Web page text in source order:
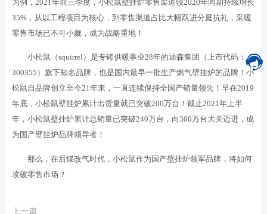
为例，2021年前三季度，小松鼠壁挂炉零售渠道较2020年同期持续增长
35%，从以工程项目为核心，到零售渠道占比大幅跃进分庭抗礼，采暖
零售市场已不可小觑，成为战略重地！
小松鼠（squirrel）是专铸供暖事业28年的迪森集团（上市代码：
300355）旗下知名品牌，也是国内最早一批生产燃气壁挂炉的品牌！小
松鼠自品牌创立至今21年来，一直连续保持全国产销量领先！早在2019
年底，小松鼠壁挂炉累计出货量就已突破200万台！截止2021年上半
年，小松鼠壁挂炉累计总销量已突破240万台，向300万台大关迈进，成
为国产壁挂炉品牌领导者！
那么，在后煤改气时代，小松鼠作为国产壁挂炉领军品牌，将如何
攻破零售市场？
上一篇